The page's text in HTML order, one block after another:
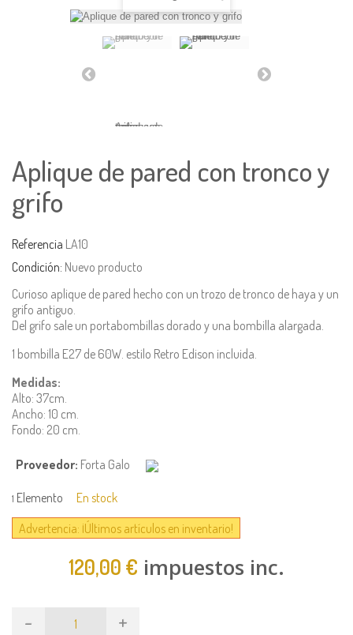
Aplique de pared con tronco y
grifo
Referencia LA10
Condición: Nuevo producto
Curioso aplique de pared hecho con un trozo de tronco de haya y un
grifo antiguo.
Del grifo sale un portabombillas dorado y una bombilla alargada.
1 bombilla E27 de 60W. estilo Retro Edison incluida.
Medidas:
Alto: 37cm.
Ancho: 10 cm.
Fondo: 20 cm.
Proveedor: Forta Galo
1 Elemento
En stock
Advertencia: ¡Últimos artículos en inventario!
120,00 € impuestos inc.
- +